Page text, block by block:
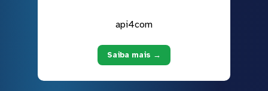
api4com
Saiba mais →